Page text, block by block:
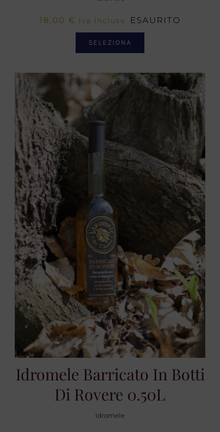
18,00 € Iva Inclusa ESAURITO
SELEZIONA
Idromele Barricato In Botti
Di Rovere 0.50L
Idromele